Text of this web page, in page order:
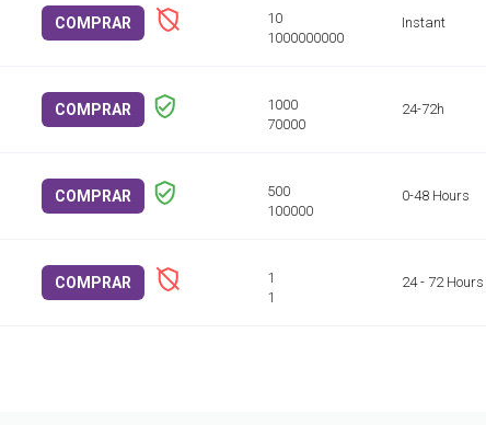
COMPRAR
10
1000000000
Instant
COMPRAR
1000
70000
24-72h
COMPRAR
500
100000
0-48 Hours
COMPRAR 24 - 72 Hours